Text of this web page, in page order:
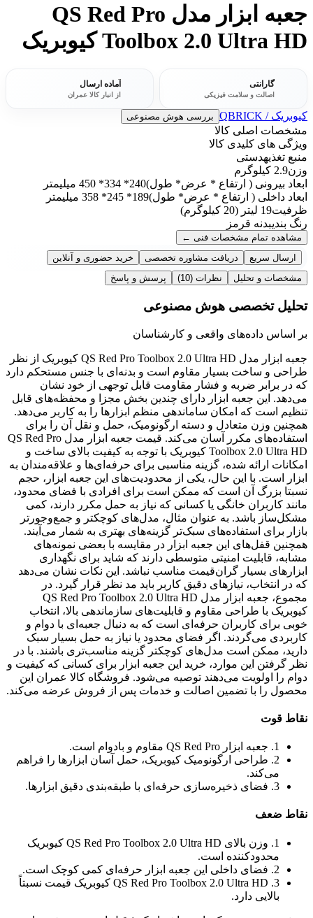
جعبه ابزار مدل QS Red Pro
Toolbox 2.0 Ultra HD کیوبریک
گارانتی
اصالت و سلامت فیزیکی
آماده ارسال
از انبار کالا عمران
کیوبریک / QBRICK بررسی هوش مصنوعی
مشخصات اصلی کالا
ویژگی های کلیدی کالا
منبع تغذیهدستی
وزن2.9 کیلوگرم
ابعاد بیرونی ( ارتفاع * عرض* طول)240* 334* 450 میلیمتر
ابعاد داخلی ( ارتفاع * عرض* طول)189* 245* 358 میلیمتر
ظرفیت19 لیتر (20 کیلوگرم)
رنگ بندیبدنه قرمز
مشاهده تمام مشخصات فنی ←
ارسال سریع
دریافت مشاوره تخصصی
خرید حضوری و آنلاین
مشخصات و تحلیل
نظرات (10) پرسش و پاسخ
تحلیل تخصصی هوش مصنوعی
بر اساس داده‌های واقعی و کارشناسان
جعبه ابزار مدل QS Red Pro Toolbox 2.0 Ultra HD کیوبریک از نظر
طراحی و ساخت بسیار مقاوم است و بدنه‌ای با جنس مستحکم دارد
که در برابر ضربه و فشار مقاومت قابل توجهی از خود نشان
می‌دهد. این جعبه ابزار دارای چندین بخش مجزا و محفظه‌های قابل
تنظیم است که امکان ساماندهی منظم ابزارها را به کاربر می‌دهد.
همچنین وزن متعادل و دسته ارگونومیک، حمل و نقل آن را برای
استفاده‌های مکرر آسان می‌کند. قیمت جعبه ابزار مدل QS Red Pro
Toolbox 2.0 Ultra HD کیوبریک با توجه به کیفیت بالای ساخت و
امکانات ارائه شده، گزینه مناسبی برای حرفه‌ای‌ها و علاقه‌مندان به
ابزار است. با این حال، یکی از محدودیت‌های این جعبه ابزار، حجم
نسبتا بزرگ آن است که ممکن است برای افرادی با فضای محدود،
مانند کاربران خانگی یا کسانی که نیاز به حمل مکرر دارند، کمی
مشکل‌ساز باشد. به عنوان مثال، مدل‌های کوچکتر و جمع‌وجورتر
بازار برای استفاده‌های سبک‌تر گزینه‌های بهتری به شمار می‌آیند.
همچنین قفل‌های این جعبه ابزار در مقایسه با بعضی نمونه‌های
مشابه، قابلیت امنیتی متوسطی دارند که شاید برای نگهداری
ابزارهای بسیار گران‌قیمت مناسب نباشد. این نکات نشان می‌دهد
که در انتخاب، نیازهای دقیق کاربر باید مد نظر قرار گیرد. در
مجموع، جعبه ابزار مدل QS Red Pro Toolbox 2.0 Ultra HD
کیوبریک با طراحی مقاوم و قابلیت‌های سازماندهی بالا، انتخاب
خوبی برای کاربران حرفه‌ای است که به دنبال جعبه‌ای با دوام و
کاربردی می‌گردند. اگر فضای محدود یا نیاز به حمل بسیار سبک
دارید، ممکن است مدل‌های کوچکتر گزینه مناسب‌تری باشند. با در
نظر گرفتن این موارد، خرید این جعبه ابزار برای کسانی که کیفیت و
دوام را اولویت می‌دهند توصیه می‌شود. فروشگاه کالا عمران این
محصول را با تضمین اصالت و خدمات پس از فروش عرضه می‌کند.
نقاط قوت
1. جعبه ابزار QS Red Pro مقاوم و بادوام است.
2. طراحی ارگونومیک کیوبریک، حمل آسان ابزارها را فراهم
می‌کند.
3. فضای ذخیره‌سازی حرفه‌ای با طبقه‌بندی دقیق ابزارها.
نقاط ضعف
1. وزن بالای QS Red Pro Toolbox 2.0 Ultra HD کیوبریک
محدودکننده است.
2. فضای داخلی این جعبه ابزار حرفه‌ای کمی کوچک است.
3. QS Red Pro Toolbox 2.0 Ultra HD کیوبریک قیمت نسبتاً
بالایی دارد.